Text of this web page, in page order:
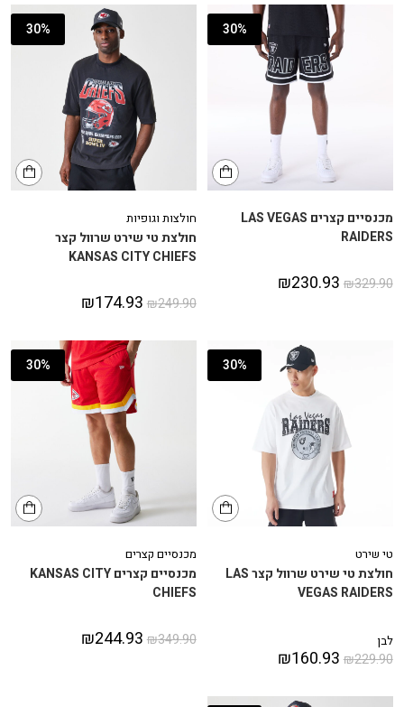
30%
מכנסיים קצרים LAS VEGAS
RAIDERS
₪329.90
₪230.93
30%
חולצות וגופיות
חולצת טי שירט שרוול קצר
KANSAS CITY CHIEFS
₪249.90
₪174.93
30%
טי שירט
חולצת טי שירט שרוול קצר LAS
VEGAS RAIDERS
לבן
₪229.90
₪160.93
30%
מכנסיים קצרים
מכנסיים קצרים KANSAS CITY
CHIEFS
₪349.90
₪244.93